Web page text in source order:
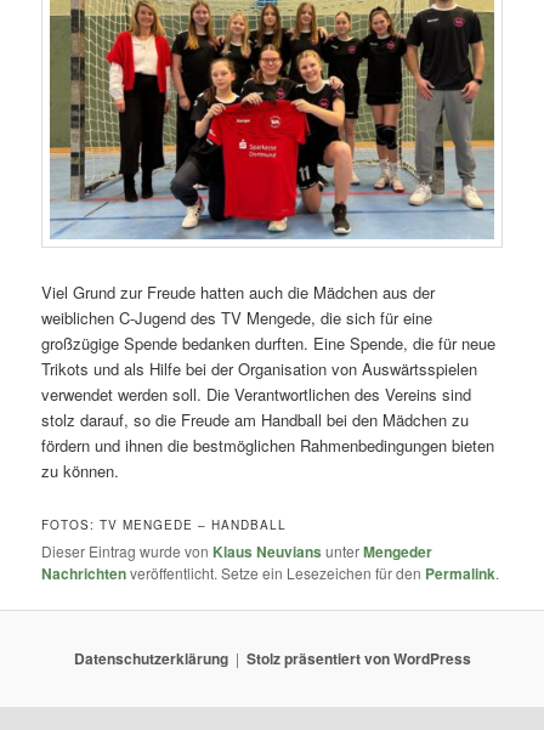
Viel Grund zur Freude hatten auch die Mädchen aus der
weiblichen C-Jugend des TV Mengede, die sich für eine
großzügige Spende bedanken durften. Eine Spende, die für neue
Trikots und als Hilfe bei der Organisation von Auswärtsspielen
verwendet werden soll. Die Verantwortlichen des Vereins sind
stolz darauf, so die Freude am Handball bei den Mädchen zu
fördern und ihnen die bestmöglichen Rahmenbedingungen bieten
zu können.
FOTOS: TV MENGEDE – HANDBALL
Dieser Eintrag wurde von Klaus Neuvians unterMengeder
Nachrichtenveröffentlicht. Setze ein Lesezeichen für den Permalink.
Datenschutzerklärung Stolz präsentiert von WordPress